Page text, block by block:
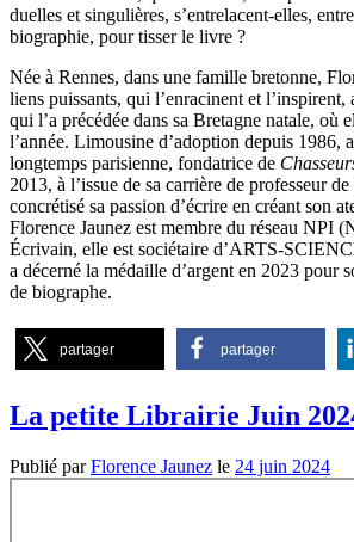
duelles et singulières, s’entrelacent-elles,
biographie, pour tisser le livre ?
Née à Rennes, dans une famille bretonne,
liens puissants, qui l’enracinent et
qui l’a précédée dans sa Bretagne natale, où
l’année. Limousine d’adoption depuis 1986,
longtemps parisienne, fondatrice de
2013, à l’issue de sa carrière de professeur
concrétisé sa passion d’écrire en créant son
Florence Jaunez est membre du réseau NPI
Écrivain, elle est sociétaire d’ARTS-
a décerné la médaille d’argent en 2023 pour
de biographe.
partager partager
La petite Librairie Juin
Publié parFlorence Jaunez le 24 juin 2024